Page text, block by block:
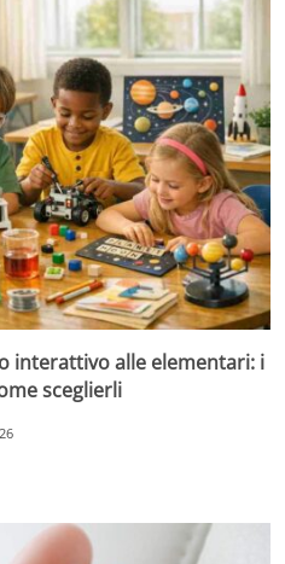
interattivo alle elementari: i
sceglierli